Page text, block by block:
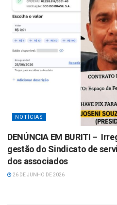
NOTÍCIAS
DENÚNCIA EM BURITI –
gestão do Sindicato de
dos associados
26 DE JUNHO DE 2026